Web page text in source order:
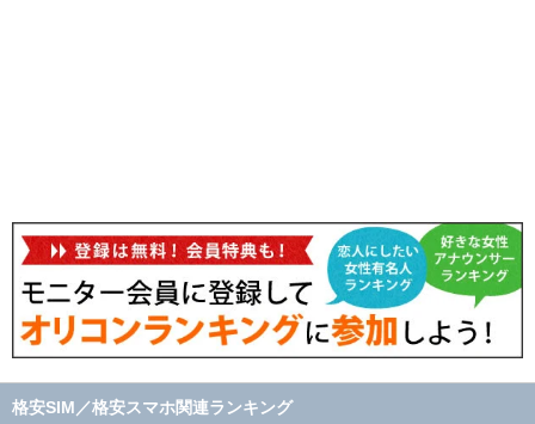
格安SIM／格安スマホ関連ランキング